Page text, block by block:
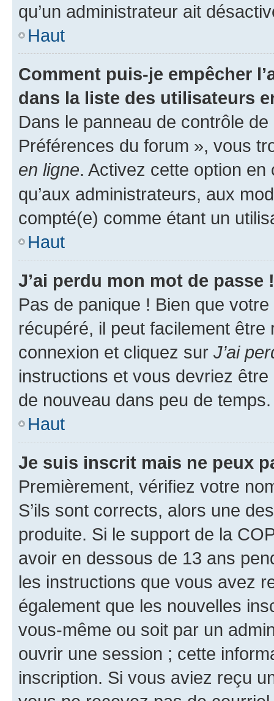
qu’un administrateur ait
Haut
Comment puis-je empêcher
dans la liste des utilisateurs
Dans le panneau de contrôle
Préférences du forum », vous
en ligne. Activez cette option
qu’aux administrateurs, aux
compté(e) comme étant un
Haut
J’ai perdu mon mot de passe !
Pas de panique ! Bien que
récupéré, il peut facilement
connexion et cliquez sur J’ai
instructions et vous devriez
de nouveau dans peu de temps.
Haut
Je suis inscrit mais ne peux
Premièrement, vérifiez votre
S’ils sont corrects, alors une
produite. Si le support de la
avoir en dessous de 13 ans
les instructions que vous avez
également que les nouvelles
vous-même ou soit par un
ouvrir une session ; cette
inscription. Si vous aviez reçu